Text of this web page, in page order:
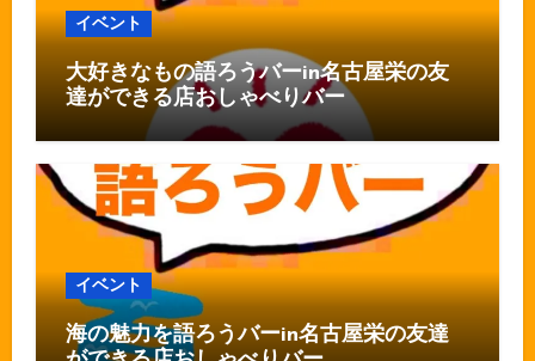
イベント
大好きなもの語ろうバーin名古屋栄の友
達ができる店おしゃべりバー
イベント
海の魅力を語ろうバーin名古屋栄の友達